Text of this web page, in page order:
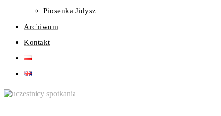
Piosenka Jidysz
Archiwum
Kontakt